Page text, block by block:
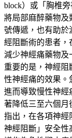
block）或「胸椎旁
將局部麻醉藥物及
號傳遞，也有助於
經阻斷術的患者，
減少神經痛藥物及
重要的是，神經阻
性神經痛的效果。
進而導致慢性神經
著降低三至六個月
指出，在各項神經
神經阻斷」安全性